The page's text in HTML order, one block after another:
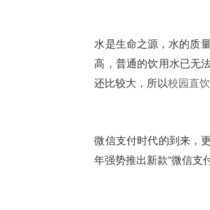
水是生命之源，水的质
高，普通的饮用水已无
还比较大，所以校园直
微信支付时代的到来，
年强势推出新款“微信支